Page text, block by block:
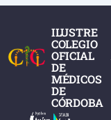
ILUSTRE
COLEGIO
OFICIAL
DE
MÉDICOS
DE
CÓRDOBA